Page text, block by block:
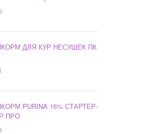
ДЛЯ КУР НЕСУШЕК ПК
PURINA 16% СТАРТЕР-
ПРО